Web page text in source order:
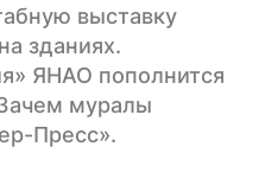
выставку
зданиях.
ЯНАО пополнится
муралы
Пресс».